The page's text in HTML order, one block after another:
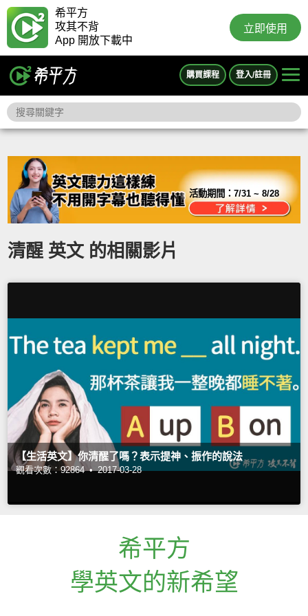
希平方
攻其不背
App 開放下載中
立即使用
購買課程 登入/註冊
活動期間：7/31 ~ 8/28
清醒 英文 的相關影片
【生活英文】你清醒了嗎？表示提神、振作的說法
觀看次數：92864 • 2017-03-28
希平方
學英文的新希望